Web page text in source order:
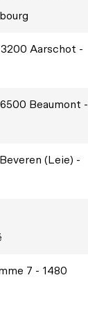
Aarschot -
Beaumont -
(Leie) -
7 - 1480